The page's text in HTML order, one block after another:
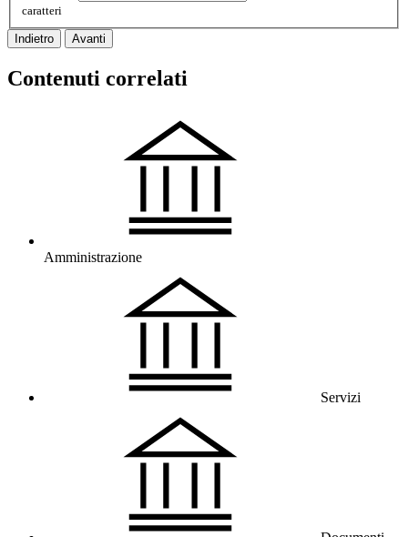
caratteri
Indietro Avanti
Contenuti correlati
Amministrazione
Servizi